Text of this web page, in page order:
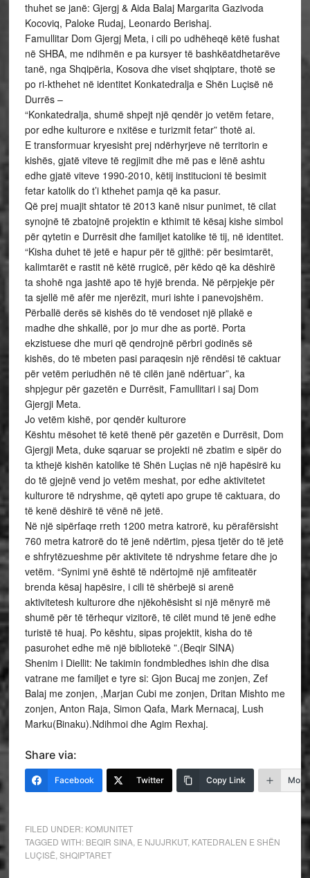
thuhet se janë: Gjergj & Aida Balaj Margarita Gazivoda
Kocoviq, Paloke Rudaj, Leonardo Berishaj.
Famullitar Dom Gjergj Meta, i cili po udhëheqë këtë fushat
në SHBA, me ndihmën e pa kursyer të bashkëatdhetarëve
tanë, nga Shqipëria, Kosova dhe viset shqiptare, thotë se
po ri-kthehet në identitet Konkatedralja e Shën Luçisë në
Durrës –
“Konkatedralja, shumë shpejt një qendër jo vetëm fetare,
por edhe kulturore e nxitëse e turizmit fetar” thotë ai.
E transformuar kryesisht prej ndërhyrjeve në territorin e
kishës, gjatë viteve të regjimit dhe më pas e lënë ashtu
edhe gjatë viteve 1990-2010, këtij institucioni të besimit
fetar katolik do t’i kthehet pamja që ka pasur.
Që prej muajit shtator të 2013 kanë nisur punimet, të cilat
synojnë të zbatojnë projektin e kthimit të kësaj kishe simbol
për qytetin e Durrësit dhe familjet katolike të tij, në identitet.
“Kisha duhet të jetë e hapur për të gjithë: për besimtarët,
kalimtarët e rastit në këtë rrugicë, për këdo që ka dëshirë
ta shohë nga jashtë apo të hyjë brenda. Në përpjekje për
ta sjellë më afër me njerëzit, muri ishte i panevojshëm.
Përballë derës së kishës do të vendoset një pllakë e
madhe dhe shkallë, por jo mur dhe as portë. Porta
ekzistuese dhe muri që qendrojnë përbri godinës së
kishës, do të mbeten pasi paraqesin një rëndësi të caktuar
për vetëm periudhën në të cilën janë ndërtuar”, ka
shpjegur për gazetën e Durrësit, Famullitari i saj Dom
Gjergji Meta.
Jo vetëm kishë, por qendër kulturore
Kështu mësohet të ketë thenë për gazetën e Durrësit, Dom
Gjergji Meta, duke sqaruar se projekti në zbatim e sipër do
ta kthejë kishën katolike të Shën Luçias në një hapësirë ku
do të gjejnë vend jo vetëm meshat, por edhe aktivitetet
kulturore të ndryshme, që qyteti apo grupe të caktuara, do
të kenë dëshirë të vënë në jetë.
Në një sipërfaqe rreth 1200 metra katrorë, ku përafërsisht
760 metra katrorë do të jenë ndërtim, pjesa tjetër do të jetë
e shfrytëzueshme për aktivitete të ndryshme fetare dhe jo
vetëm. “Synimi ynë është të ndërtojmë një amfiteatër
brenda kësaj hapësire, i cili të shërbejë si arenë
aktivitetesh kulturore dhe njëkohësisht si një mënyrë më
shumë për të tërhequr vizitorë, të cilët mund të jenë edhe
turistë të huaj. Po kështu, sipas projektit, kisha do të
pasurohet edhe më një bibliotekë ”.(Beqir SINA)
Shenim i Diellit: Ne takimin fondmbledhes ishin dhe disa
vatrane me familjet e tyre si: Gjon Bucaj me zonjen, Zef
Balaj me zonjen, ,Marjan Cubi me zonjen, Dritan Mishto me
zonjen, Anton Raja, Simon Qafa, Mark Mernacaj, Lush
Marku(Binaku).Ndihmoi dhe Agim Rexhaj.
Share via:
Facebook Twitter Copy Link More
FILED UNDER: KOMUNITET
TAGGED WITH: BEQIR SINA, E NJUJRKUT, KATEDRALEN E SHËN
LUÇISË SHQIPTARET